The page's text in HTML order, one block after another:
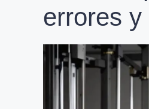
errores y